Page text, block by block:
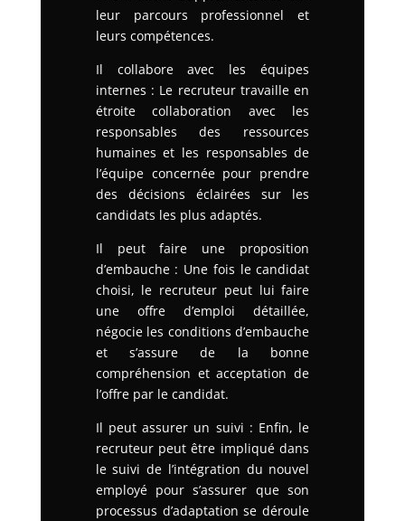
leur parcours professionnel et
leurs compétences.
Il collabore avec les équipes
internes : Le recruteur travaille en
étroite collaboration avec les
responsables des ressources
humaines et les responsables de
l’équipe concernée pour prendre
des décisions éclairées sur les
candidats les plus adaptés.
Il peut faire une proposition
d’embauche : Une fois le candidat
choisi, le recruteur peut lui faire
une offre d’emploi détaillée,
négocie les conditions d’embauche
et s’assure de la bonne
compréhension et acceptation de
l’offre par le candidat.
Il peut assurer un suivi : Enfin, le
recruteur peut être impliqué dans
le suivi de l’intégration du nouvel
employé pour s’assurer que son
processus d’adaptation se déroule